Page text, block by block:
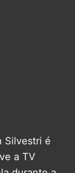
Silvestri é
a TV